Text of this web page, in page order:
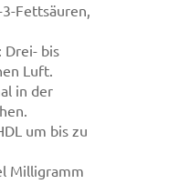
Fettsäuren,
Drei- bis
Luft.
in der
um bis zu
Milligramm